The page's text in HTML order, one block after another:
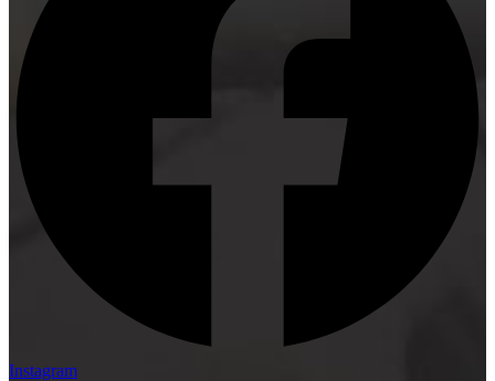
Instagram